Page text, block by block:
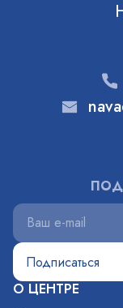
О ЦЕНТРЕ